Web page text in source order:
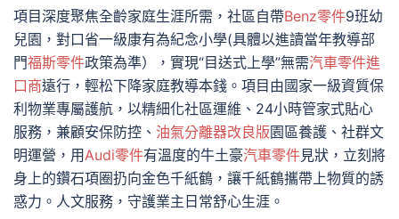
項目深度聚焦全齡家庭生涯所需，社區自帶Benz零件9班幼
兒園，對口省一級康有為紀念小學(具體以進讀當年教導部
門福斯零件政策為準），實現“目送式上學”無需汽車零件進
口商遠行，輕松下降家庭教導本錢。項目由國家一級資質保
利物業專屬護航，以精細化社區運維、24小時管家式貼心
服務，兼顧安保防控、 油氣分離器改良版園區養護、社群文
明運營，用Audi零件有溫度的牛土豪汽車零件見狀，立刻將
身上的鑽石項圈扔向金色千紙鶴，讓千紙鶴攜帶上物質的誘
惑力。人文服務，守護業主日常舒心生涯。